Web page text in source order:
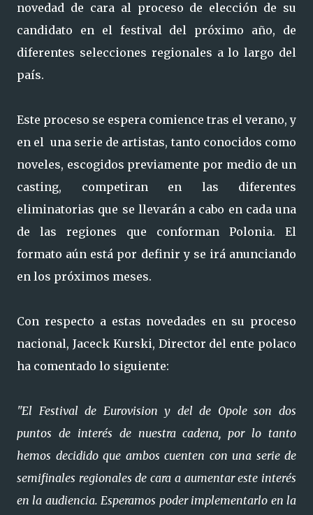
novedad de cara al proceso de elección de su
candidato en el festival del próximo año, de
diferentes selecciones regionales a lo largo del
país.
Este proceso se espera comience tras el verano, y
en el una serie de artistas, tanto conocidos como
noveles, escogidos previamente por medio de un
casting, competiran en las diferentes
eliminatorias que se llevarán a cabo en cada una
de las regiones que conforman Polonia. El
formato aún está por definir y se irá anunciando
en los próximos meses.
Con respecto a estas novedades en su proceso
nacional, Jaceck Kurski, Director del ente polaco
ha comentado lo siguiente:
"El Festival de Eurovision y del de Opole son dos
puntos de interés de nuestra cadena, por lo tanto
hemos decidido que ambos cuenten con una serie de
semifinales regionales de cara a aumentar este interés
en la audiencia. Esperamos poder implementarlo en la